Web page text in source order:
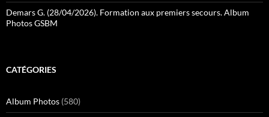
Demars G. (28/04/2026). Formation aux premiers secours. Album
Photos GSBM
CATÉGORIES
Album Photos (580)